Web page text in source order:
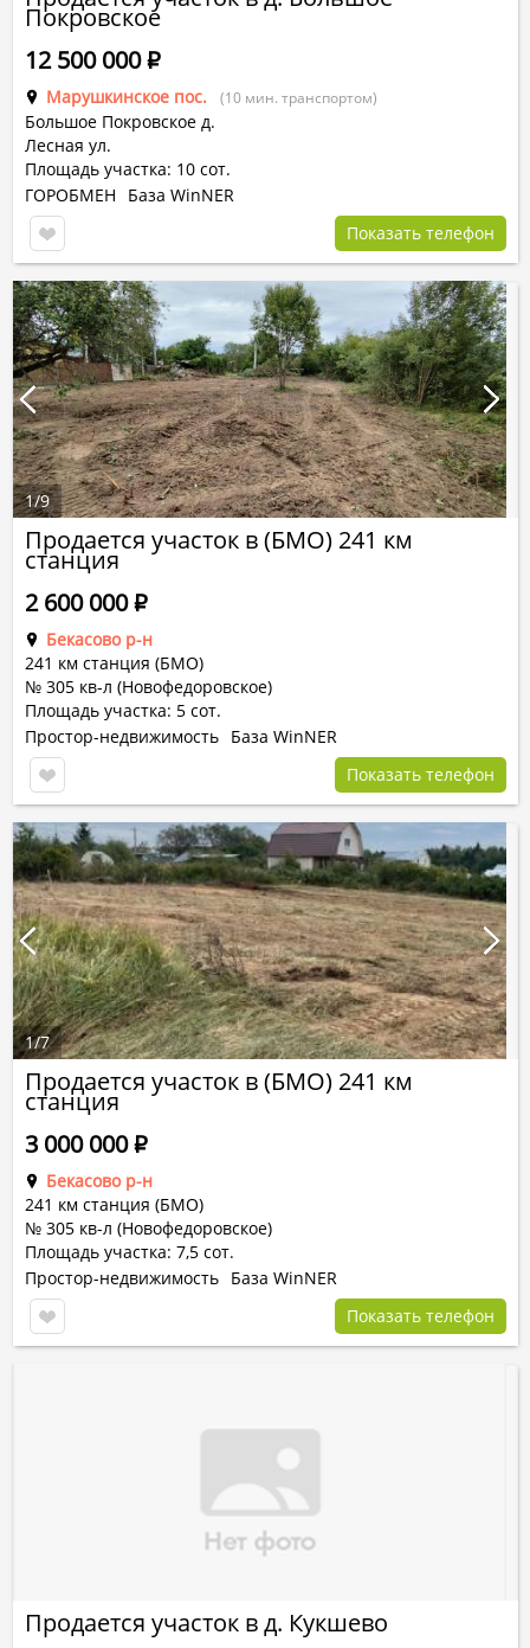
Покровское
Марушкинское пос. (10 мин. транспортом)
Большое Покровское д.
Лесная ул.
Площадь участка: 10 сот.
12 500 000Р
ГОРОБМЕН
База WinNER
Показать телефон
Продается участок в (БМО) 241 км
станция
Бекасово р-н
241 км станция (БМО)
№ 305 кв-л (Новофедоровское)
Площадь участка: 5 сот.
2 600 000Р
Простор-недвижимость База WinNER
Показать телефон
1/9
Продается участок в (БМО) 241 км
станция
Бекасово р-н
241 км станция (БМО)
№ 305 кв-л (Новофедоровское)
Площадь участка: 7,5 сот.
3 000 000Р
Простор-недвижимость База WinNER
Показать телефон
1/7
Продается участок в д. Кукшево